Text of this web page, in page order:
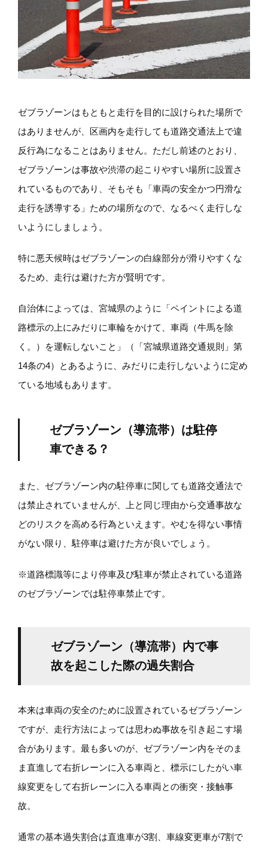
ゼブラゾーンはもともと走行を目的に設けられた場所で
はありませんが、区画内を走行しても道路交通法上で違
反行為になることはありません。ただし前述のとおり、
ゼブラゾーンは事故や渋滞の起こりやすい場所に設置さ
れているものであり、そもそも「車両の安全かつ円滑な
走行を誘導する」ための場所なので、なるべく走行しな
いようにしましょう。
特に悪天候時はゼブラゾーンの白線部分が滑りやすくな
るため、走行は避けた方が賢明です。
自治体によっては、宮城県のように「ペイントによる道
路標示の上にみだりに車輪をかけて、車両（牛馬を除
く。）を運転しないこと」（「宮城県道路交通規則」第
14条の4）とあるように、みだりに走行しないように定め
ている地域もあります。
ゼブラゾーン（導流帯）は駐停
車できる？
また、ゼブラゾーン内の駐停車に関しても道路交通法で
は禁止されていませんが、上と同じ理由から交通事故な
どのリスクを高める行為といえます。やむを得ない事情
がない限り、駐停車は避けた方が良いでしょう。
※道路標識等により停車及び駐車が禁止されている道路
のゼブラゾーンでは駐停車禁止です。
ゼブラゾーン（導流帯）内で事
故を起こした際の過失割合
本来は車両の安全のために設置されているゼブラゾーン
ですが、走行方法によっては思わぬ事故を引き起こす場
合があります。最も多いのが、ゼブラゾーン内をそのま
ま直進して右折レーンに入る車両と、標示にしたがい車
線変更をして右折レーンに入る車両との衝突・接触事
故。
通常の基本過失割合は直進車が3割、車線変更車が7割で